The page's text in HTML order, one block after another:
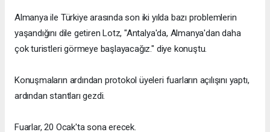
Almanya ile Türkiye arasında son iki yılda bazı problemlerin
yaşandığını dile getiren Lotz, "Antalya'da, Almanya'dan daha
çok turistleri görmeye başlayacağız." diye konuştu.
Konuşmaların ardından protokol üyeleri fuarların açılışını yaptı,
ardından stantları gezdi.
Fuarlar, 20 Ocak'ta sona erecek.